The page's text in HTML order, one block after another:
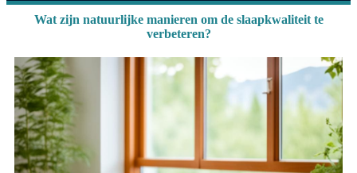
Wat zijn natuurlijke manieren om de slaapkwaliteit te
verbeteren?